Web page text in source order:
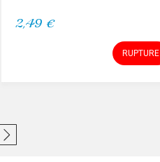
2,49 €
RUPTURE